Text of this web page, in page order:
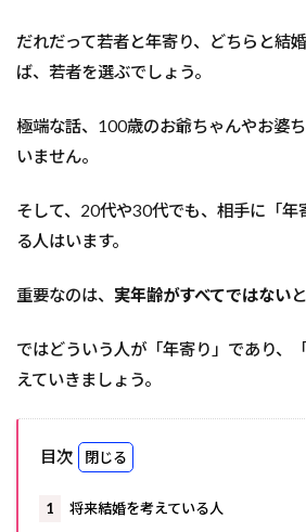
だれだって若者と年寄り、どちらと結
ば、若者を選ぶでしょう。
極端な話、100歳のお爺ちゃんやお婆
いません。
そして、20代や30代でも、相手に「年
る人はいます。
重要なのは、 実年齢がすべてではない
ではどういう人が「年寄り」であり、
えていきましょう。
目次
1 将来結婚を考えている人